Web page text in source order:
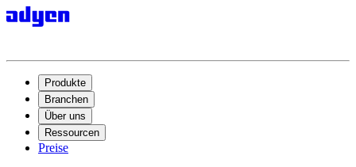
Produkte
Branchen
Über uns
Ressourcen
Preise